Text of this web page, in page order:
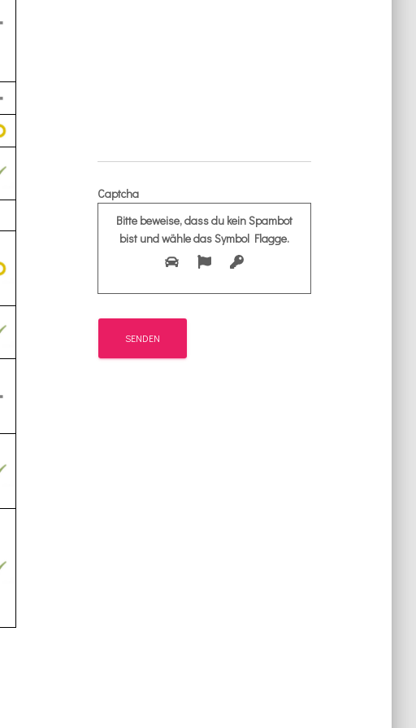
Captcha
Bitte beweise, dass du kein Spambot
bist und wähle das SymbolFlagge.